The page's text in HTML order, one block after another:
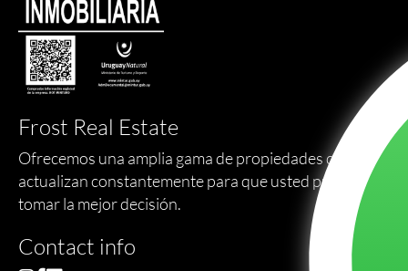
Frost Real Estate
Ofrecemos una amplia gama de propiedades que se
actualizan constantemente para que usted pueda
tomar la mejor decisión.
Contact info